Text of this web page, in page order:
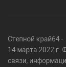
Степной край64
14 марта 2022 г.
связи,